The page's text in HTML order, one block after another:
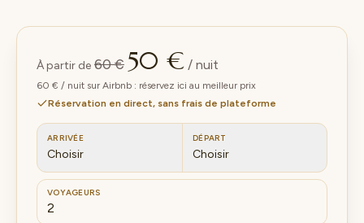
À partir de 60 € 50 € / nuit
60 € / nuit sur Airbnb : réservez ici au meilleur prix
Réservation en direct, sans frais de plateforme
ARRIVÉE
Choisir
DÉPART
Choisir
VOYAGEURS